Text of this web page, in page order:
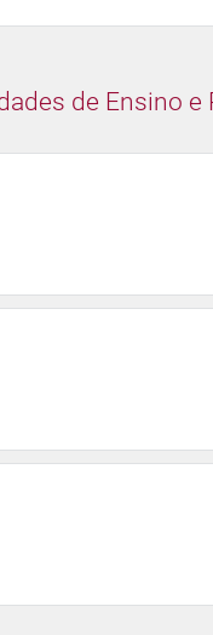
de Ensino e